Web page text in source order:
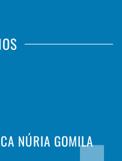
NÚRIA GOMILA